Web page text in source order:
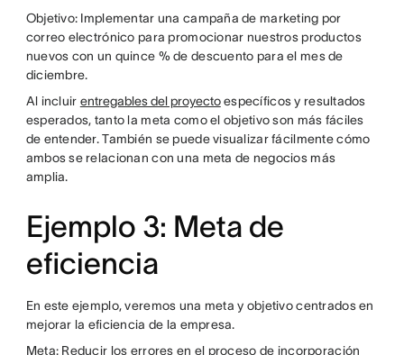
Objetivo: Implementar una campaña de marketing por
correo electrónico para promocionar nuestros productos
nuevos con un quince % de descuento para el mes de
diciembre.
Al incluir entregables del proyectoespecíficos y resultados
esperados, tanto la meta como el objetivo son más fáciles
de entender. También se puede visualizar fácilmente cómo
ambos se relacionan con una meta de negocios más
amplia.
Ejemplo 3: Meta de
eficiencia
En este ejemplo, veremos una meta y objetivo centrados en
mejorar la eficiencia de la empresa.
Meta: Reducir los errores en el proceso de incorporación